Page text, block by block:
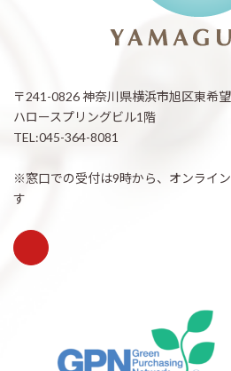
〒241-0826 神奈川県横浜市旭区東希
ハロースプリングビル1階
TEL:045-364-8081
※窓口での受付は9時から、オンライ
す